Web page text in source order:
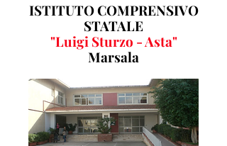
ISTITUTO COMPRENSIVO
STATALE
"Luigi Sturzo - Asta"
Marsala